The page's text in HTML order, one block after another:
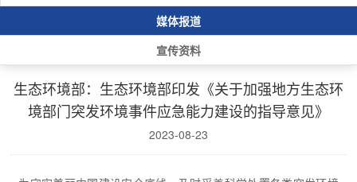
媒体报道
宣传资料
生态环境部：生态环境部印发《关于加强地方生态环
境部门突发环境事件应急能力建设的指导意见》
2023-08-23